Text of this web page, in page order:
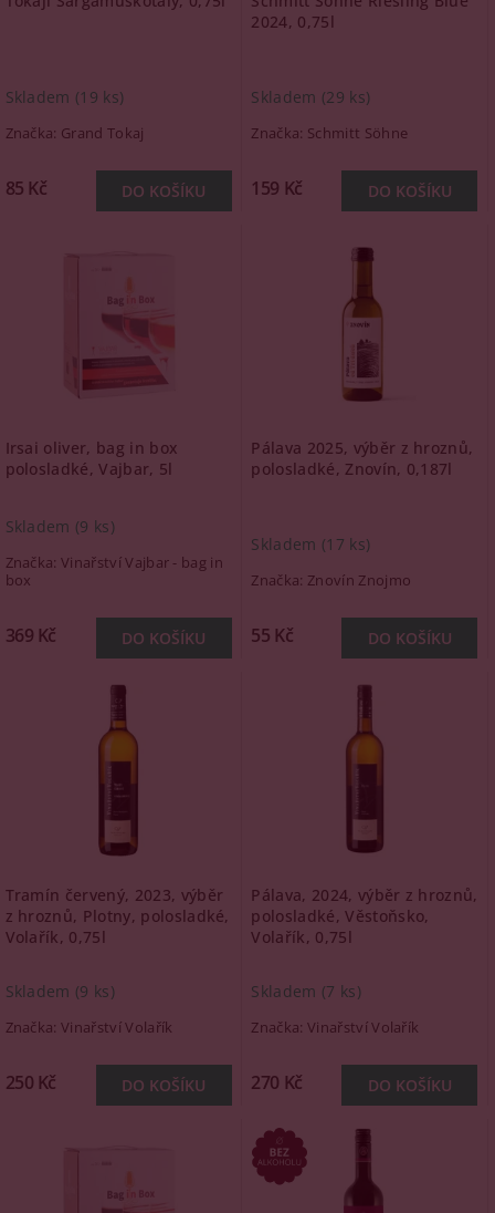
Skladem (19 ks)
Značka: Grand Tokaj
85 Kč
2024, 0,75l
Skladem (29 ks)
Značka: Schmitt Söhne
159 Kč
Irsai oliver, bag in box
polosladké, Vajbar, 5l
Skladem (9 ks)
Značka:Vinařství Vajbar - bag in
box
369 Kč
Pálava 2025, výběr z hroznů,
polosladké, Znovín, 0,187l
Skladem (17 ks)
Značka: Znovín Znojmo
55 Kč
Tramín červený, 2023, výběr
z hroznů, Plotny, polosladké,
Volařík, 0,75l
Skladem (9 ks)
Značka:Vinařství Volařík
250 Kč
Pálava, 2024, výběr z hroznů,
polosladké, Věstoňsko,
Volařík, 0,75l
Skladem (7 ks)
Značka: Vinařství Volařík
270 Kč